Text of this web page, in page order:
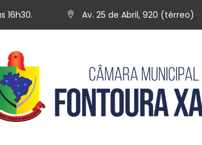
16h30. Av. 25 de Abril, 920 (térreo)